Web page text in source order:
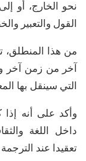
نحو الخارج، أو
القول والتعبير
من هذا المنطلق،
آخر من زمن آخر
التي سينقل بها
وأكد على أنه إذا
داخل اللغة
تعقيدا عند